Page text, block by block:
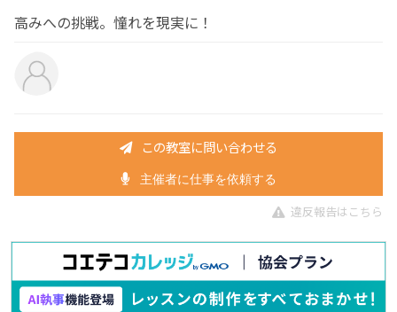
高みへの挑戦。憧れを現実に！
この教室に問い合わせる
主催者に仕事を依頼する
違反報告はこちら